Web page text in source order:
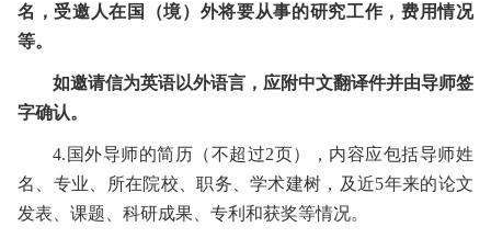
名，受邀人在国（境）外将要从事的研究工作，费用情况
等。
如邀请信为英语以外语言，应附中文翻译件并由导师签
字确认。
4. 国外导师的简历（不超过2页），内容应包括导师姓
名、专业、所在院校、职务、学术建树，及近5年来的论文
发表、课题、科研成果、专利和获奖等情况。